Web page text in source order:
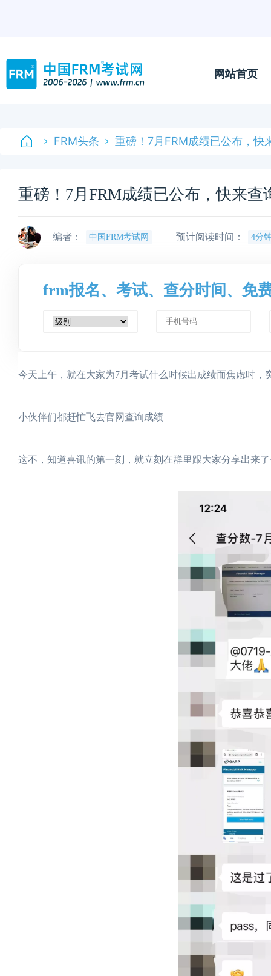
网站首页
FRM头条 重磅！7月FRM成绩已公布，快
重磅！7月FRM成绩已公布，快来查
编者： 中国FRM考试网 预计阅读时间： 4分
frm报名、考试、查分时间、免
今天上午，就在大家为7月考试什么时候出成绩而焦虑时，
小伙伴们都赶忙飞去官网查询成绩
这不，知道喜讯的第一刻，就立刻在群里跟大家分享出来